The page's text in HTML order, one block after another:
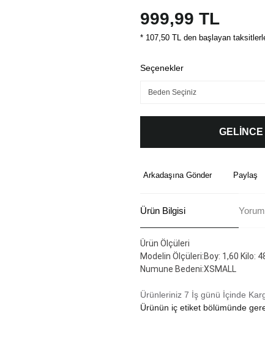
999,99 TL
* 107,50 TL den başlayan
Seçenekler
Arkadaşına Gönder Paylaş
Ürün Bilgisi
Ürün Ölçüleri
Modelin Ölçüleri:Boy: 1,60 Kilo:
Numune Bedeni:XSMALL
Ürünleriniz 7 İş günü İçinde
Ürünün iç etiket bölümünde